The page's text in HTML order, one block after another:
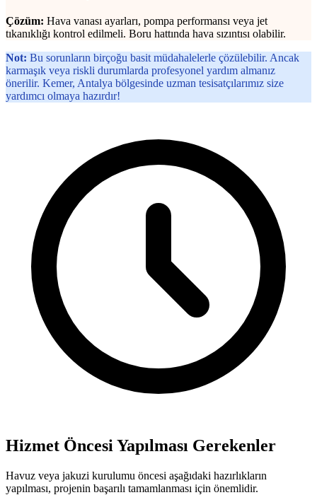
Çözüm: Hava vanası ayarları, pompa performansı veya jet
tıkanıklığı kontrol edilmeli. Boru hattında hava sızıntısı olabilir.
Not: Bu sorunların birçoğu basit müdahalelerle çözülebilir. Ancak
karmaşık veya riskli durumlarda profesyonel yardım almanız
önerilir. Kemer, Antalya bölgesinde uzman tesisatçılarımız size
yardımcı olmaya hazırdır!
Hizmet Öncesi Yapılması Gerekenler
Havuz veya jakuzi kurulumu öncesi aşağıdaki hazırlıkların
yapılması, projenin başarılı tamamlanması için önemlidir.